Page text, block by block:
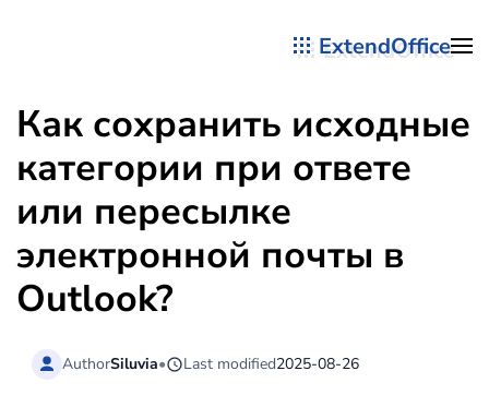
ExtendOffice
Как сохранить исходные
категории при ответе
или пересылке
электронной почты в
Outlook?
AuthorSiluvia• Last modified2025-08-26